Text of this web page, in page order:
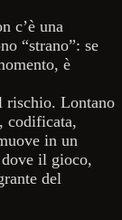
c’è una
“strano”: se
è
rischio. Lontano
codificata,
in un
il gioco,
del